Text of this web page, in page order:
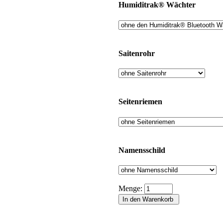
Humiditrak® Wächter
Saitenrohr
Seitenriemen
Namensschild
Menge: